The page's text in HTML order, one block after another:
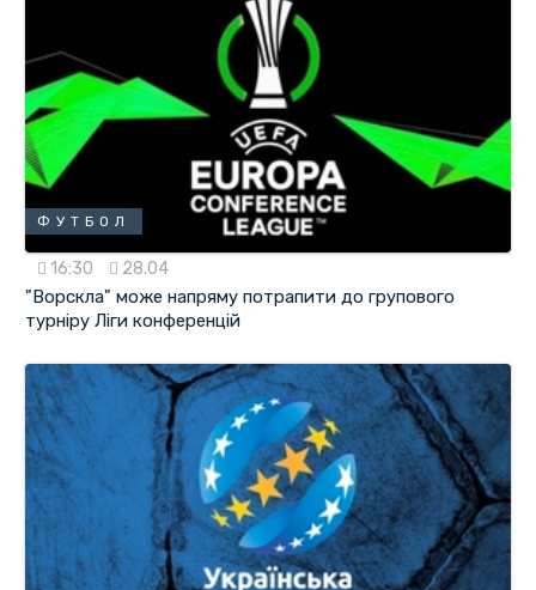
ФУТБОЛ
16:30 28.04
"Ворскла" може напряму потрапити до групового
турніру Ліги конференцій